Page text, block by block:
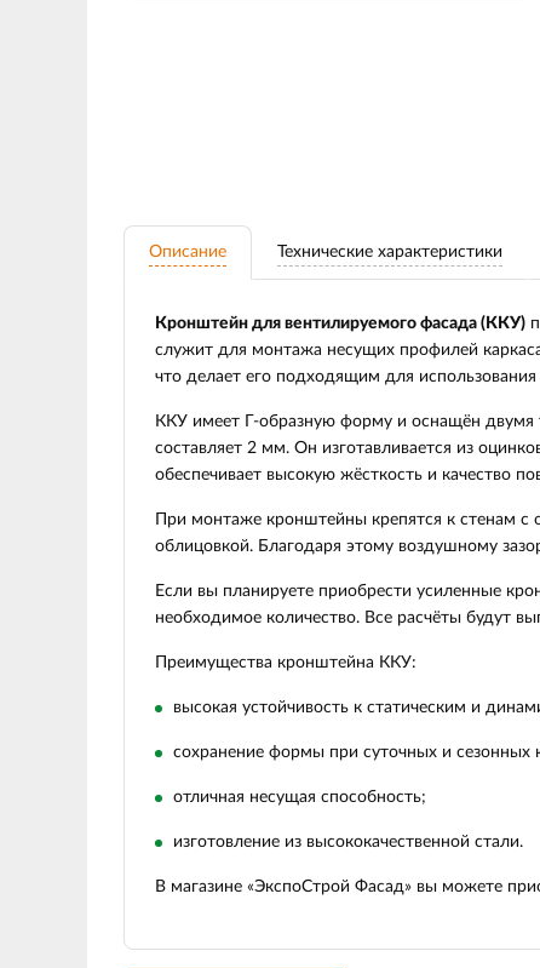
Описание Технические характеристики
Кронштейн для вентилируемого фасада (ККУ)
служит для монтажа несущих профилей
что делает его подходящим для
ККУ имеет Г-образную форму и оснащён двумя
составляет 2 мм. Он изготавливается из
обеспечивает высокую жёсткость и качество
При монтаже кронштейны крепятся к стенам
облицовкой. Благодаря этому воздушному
Если вы планируете приобрести усиленные
необходимое количество. Все расчёты будут
Преимущества кронштейна ККУ:
высокая устойчивость к статическим и
сохранение формы при суточных и сезонных
отличная несущая способность;
изготовление из высококачественной стали.
В магазине «ЭкспоСтрой Фасад» вы можете